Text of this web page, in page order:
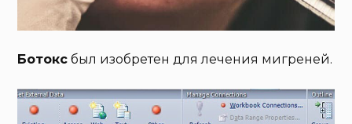
Ботокс был изобретен для лечения мигреней.